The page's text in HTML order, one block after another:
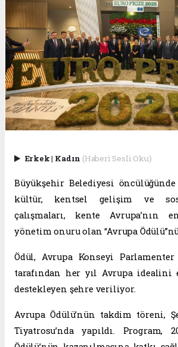
Erkek| Kadın (Haberi Sesli Oku)
Büyükşehir Belediyesi
kültür, kentsel gelişim ve
çalışmaları, kente Avrupa’nın
yönetim onuru olan “Avrupa
Ödül, Avrupa Konseyi
tarafından her yıl Avrupa
destekleyen şehre veriliyor.
Avrupa Ödülü’nün takdim töreni,
Tiyatrosu’nda yapıldı. Program,